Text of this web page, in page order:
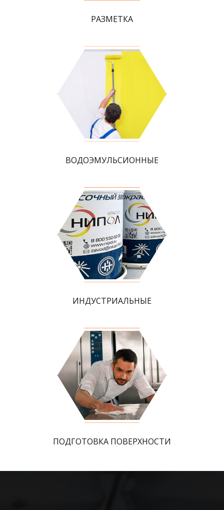
РАЗМЕТКА
ВОДОЭМУЛЬСИОННЫЕ
ИНДУСТРИАЛЬНЫЕ
ПОДГОТОВКА ПОВЕРХНОСТИ